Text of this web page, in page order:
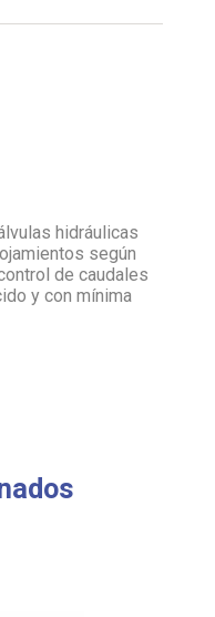
hidráulicas
según
de caudales
y con mínima